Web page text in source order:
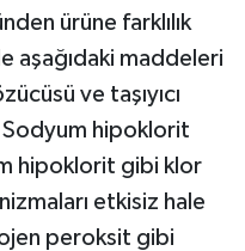
ürüne farklılık
aşağıdaki maddeleri
ve taşıyıcı
Sodyum hipoklorit
hipoklorit gibi klor
etkisiz hale
peroksit gibi